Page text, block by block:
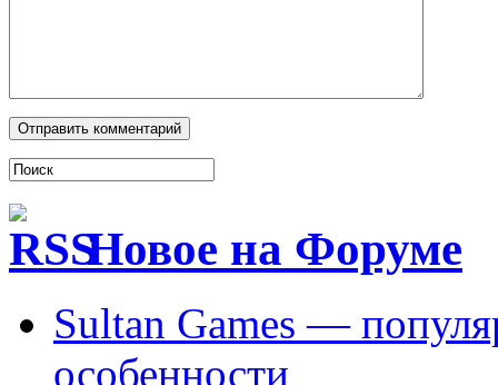
Новое на Форуме
Sultan Games —
особенности